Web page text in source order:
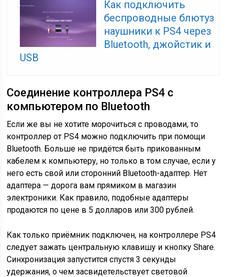
Как подключить
беспроводные блютуз
наушники к PS4 через
Bluetooth, джойстик и
USB
Соединение контроллера PS4 с
компьютером по Bluetooth
Если же вы не хотите морочиться с проводами, то
контроллер от PS4 можно подключить при помощи
Bluetooth. Больше не придётся быть прикованным
кабелем к компьютеру, но только в том случае, если у
него есть свой или сторонний Bluetooth-адаптер. Нет
адаптера — дорога вам прямиком в магазин
электроники. Как правило, подобные адаптеры
продаются по цене в 5 долларов или 300 рублей.
Как только приёмник подключен, на контроллере PS4
следует зажать центральную клавишу и кнопку Share.
Синхронизация запустится спустя 3 секунды
удержания, о чем засвидетельствует световой